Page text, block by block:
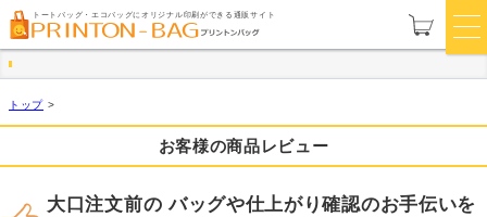
トートバッグ・エコバッグにオリジナル印刷ができる通販サイト
トップ >
お客様の商品レビュー
大口注文前の バッグや仕上がり確認のお手伝いを